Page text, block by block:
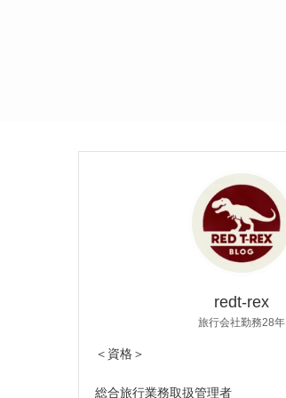
redt-rex
旅行会社勤務28年
＜資格＞
総合旅行業務取扱管理者